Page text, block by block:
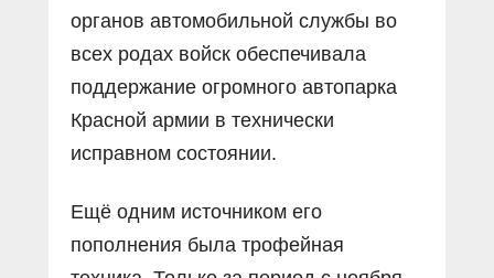
органов автомобильной службы во
всех родах войск обеспечивала
поддержание огромного автопарка
Красной армии в технически
исправном состоянии.
Ещё одним источником его
пополнения была трофейная